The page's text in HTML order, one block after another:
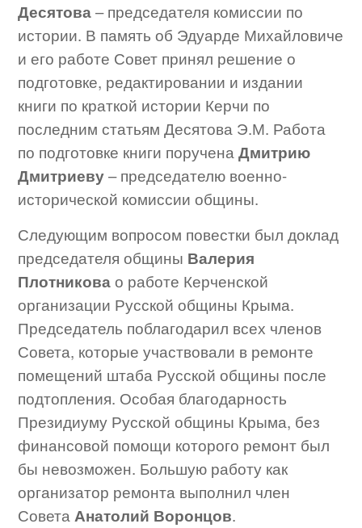
Десятова– председателя комиссии по
истории. В память об Эдуарде Михайловиче
и его работе Совет принял решение о
подготовке, редактировании и издании
книги по краткой истории Керчи по
последним статьям Десятова Э.М. Работа
по подготовке книги порученаДмитрию
Дмитриеву– председателю военно-
исторической комиссии общины.
Следующим вопросом повестки был доклад
председателя общины Валерия
Плотниковао работе Керченской
организации Русской общины Крыма.
Председатель поблагодарил всех членов
Совета, которые участвовали в ремонте
помещений штаба Русской общины после
подтопления. Особая благодарность
Президиуму Русской общины Крыма, без
финансовой помощи которого ремонт был
бы невозможен. Большую работу как
организатор ремонта выполнил член
Совета Анатолий Воронцов.